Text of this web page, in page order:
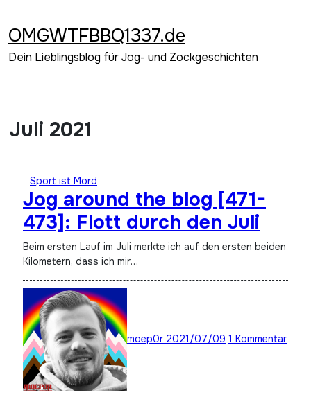
springen
OMGWTFBBQ1337.de
Dein Lieblingsblog für Jog- und Zockgeschichten
Juli 2021
Sport ist Mord
Jog around the blog [471-
473]: Flott durch den Juli
Beim ersten Lauf im Juli merkte ich auf den ersten beiden
Kilometern, dass ich mir…
moep0r 2021/07/09 1 Kommentar